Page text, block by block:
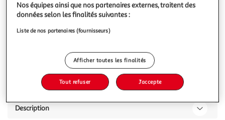
Vendu parGpasPlus
Description
Nos équipes ainsi que nos partenaires externes, traitent des
données selon les finalités suivantes :
Liste de nos partenaires (fournisseurs)
Afficher toutes les finalités
Tout refuser J'accepte